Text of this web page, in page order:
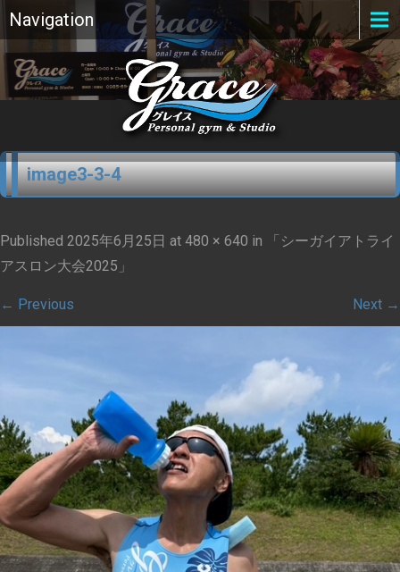
Navigation
image3-3-4
Published 2025年6月25日 at 480 × 640 in
「シーガイアトライ
アスロン大会2025」
← Previous Next →